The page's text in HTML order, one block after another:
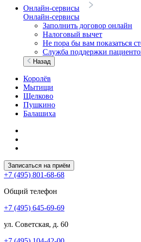
Онлайн-сервисы
Онлайн-сервисы
Заполнить договор онлайн
Налоговый вычет
Не пора бы вам показаться
Служба поддержки
Назад
Королёв
Мытищи
Щелково
Пушкино
Балашиха
Записаться на приём
+7 (495) 801-68-68
Общий телефон
+7 (495) 645-69-69
ул. Советская, д. 60